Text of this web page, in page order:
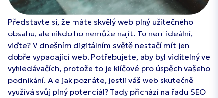
Představte si, že máte skvělý web plný užitečného
obsahu, ale nikdo ho nemůže najít. To není ideální,
viďte? V dnešním digitálním světě nestačí mít jen
dobře vypadající web. Potřebujete, aby byl viditelný ve
vyhledávačích, protože to je klíčové pro úspěch vašeho
podnikání. Ale jak poznáte, jestli váš web skutečně
využívá svůj plný potenciál? Tady přichází na řadu SEO